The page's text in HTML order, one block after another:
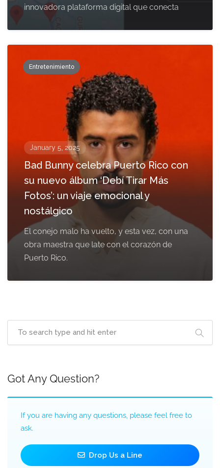
innovadora plataforma digital que conecta
Entretenimiento
January 5, 2025
Bad Bunny celebra Puerto Rico con
su nuevo álbum ‘Debí Tirar Más
Fotos’: un viaje emocional y
nostálgico
El conejo malo ha vuelto, y esta vez, con una
obra maestra que late con el corazón de
Puerto Rico.
Got Any Question?
If you are having any questions, please feel free to
ask.
Drop Us a Line